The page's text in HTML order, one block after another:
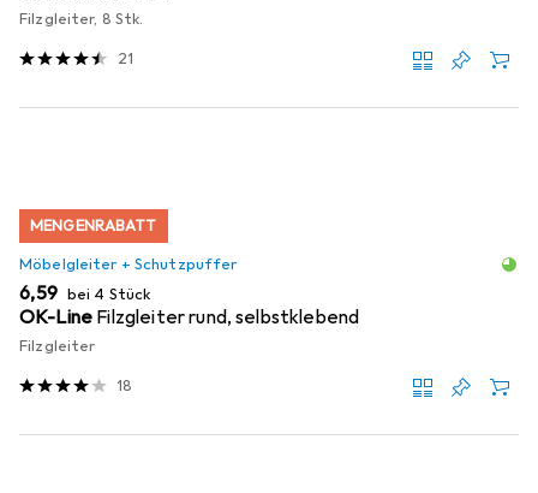
Filzgleiter, 8 Stk.
21
MENGENRABATT
Möbelgleiter + Schutzpuffer
EUR
6,59 bei 4 Stück
OK-Line Filzgleiter rund, selbstklebend
Filzgleiter
18